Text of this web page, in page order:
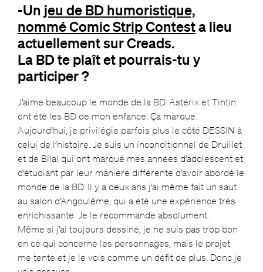
-Un jeu de BD humoristique,
nommé Comic Strip Contesta lieu
actuellement sur Creads.
La BD te plaît et pourrais-tu y
participer ?
J’aime beaucoup le monde de la BD. Astérix et Tintin
ont été les BD de mon enfance. Ça marque.
Aujourd’hui, je privilégie parfois plus le côté DESSIN à
celui de l’histoire. Je suis un inconditionnel de Druillet
et de Bilal qui ont marqué mes années d’adolescent et
d’étudiant par leur manière différente d’avoir abordé le
monde de la BD. Il y a deux ans j’ai même fait un saut
au salon d’Angoulême, qui a été une expérience très
enrichissante. Je le recommande absolument.
Même si j’ai toujours dessiné, je ne suis pas trop bon
en ce qui concerne les personnages, mais le projet
me tente et je le vois comme un défit de plus. Donc je